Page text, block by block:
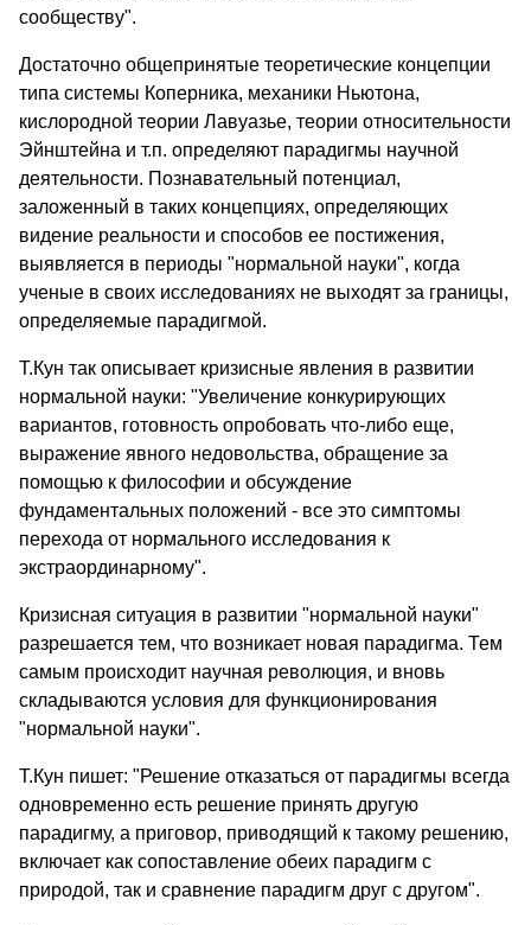
сообществу".
Достаточно общепринятые теоретические концепции
типа системы Коперника, механики Ньютона,
кислородной теории Лавуазье, теории относительности
Эйнштейна и т.п. определяют парадигмы научной
деятельности. Познавательный потенциал,
заложенный в таких концепциях, определяющих
видение реальности и способов ее постижения,
выявляется в периоды "нормальной науки", когда
ученые в своих исследованиях не выходят за границы,
определяемые парадигмой.
Т.Кун так описывает кризисные явления в развитии
нормальной науки: "Увеличение конкурирующих
вариантов, готовность опробовать что-либо еще,
выражение явного недовольства, обращение за
помощью к философии и обсуждение
фундаментальных положений - все это симптомы
перехода от нормального исследования к
экстраординарному".
Кризисная ситуация в развитии "нормальной науки"
разрешается тем, что возникает новая парадигма. Тем
самым происходит научная революция, и вновь
складываются условия для функционирования
"нормальной науки".
Т.Кун пишет: "Решение отказаться от парадигмы всегда
одновременно есть решение принять другую
парадигму, а приговор, приводящий к такому решению,
включает как сопоставление обеих парадигм с
природой, так и сравнение парадигм друг с другом".